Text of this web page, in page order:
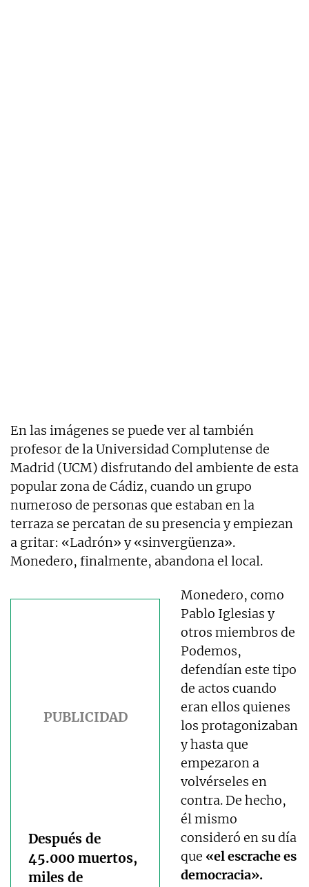
En las imágenes se puede ver al también
profesor de la Universidad Complutense de
Madrid (UCM) disfrutando del ambiente de esta
popular zona de Cádiz, cuando un grupo
numeroso de personas que estaban en la
terraza se percatan de su presencia y empiezan
a gritar: «Ladrón» y «sinvergüenza».
Monedero, finalmente, abandona el local.
Después de
45.000 muertos,
miles de
Monedero, como
Pablo Iglesias y
otros miembros de
Podemos,
defendían este tipo
de actos cuando
eran ellos quienes
los protagonizaban
y hasta que
empezaron a
volvérseles en
contra. De hecho,
él mismo
consideró en su día
que «el escrache es
democracia».